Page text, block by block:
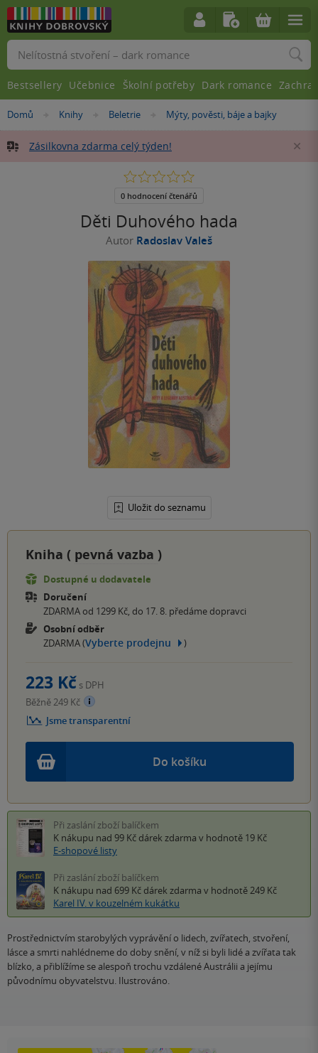
Nacházíte
zde:
Domů »
Knihy »
Beletrie »
Mýty, pověsti, báje a bajky
Zásilkovna zdarma celý týden!
Děti Duhového hada
Autor Radoslav Valeš
Uložit do seznamu
0.0
5
0 hodnocení čtenářů
Kniha ( pevná vazba )
Dostupné u dodavatele
Doručení
ZDARMA od 1299 Kč, do 17. 8. předáme dopravci
Osobní odběr
ZDARMA (Vyberte prodejnu )
Do košíku
223 Kč s DPH
Běžně 249 Kč
Jsme transparentní
Při zaslání zboží balíčkem
K nákupu nad 99 Kč dárek zdarma v hodnotě 19 Kč
E-shopové listy
Při zaslání zboží balíčkem
K nákupu nad 699 Kč dárek zdarma v hodnotě 249 Kč
Karel IV. v kouzelném kukátku
Prostřednictvím starobylých vyprávění o lidech, zvířatech, stvoření,
lásce a smrti nahlédneme do doby snění, v níž si byli lidé a zvířata tak
blízko, a přiblížíme se alespoň trochu vzdálené Austrálii a jejímu
původnímu obyvatelstvu. Ilustrováno.
Vyhledávání
Bestsellery Učebnice Školní potřeby Dark romance